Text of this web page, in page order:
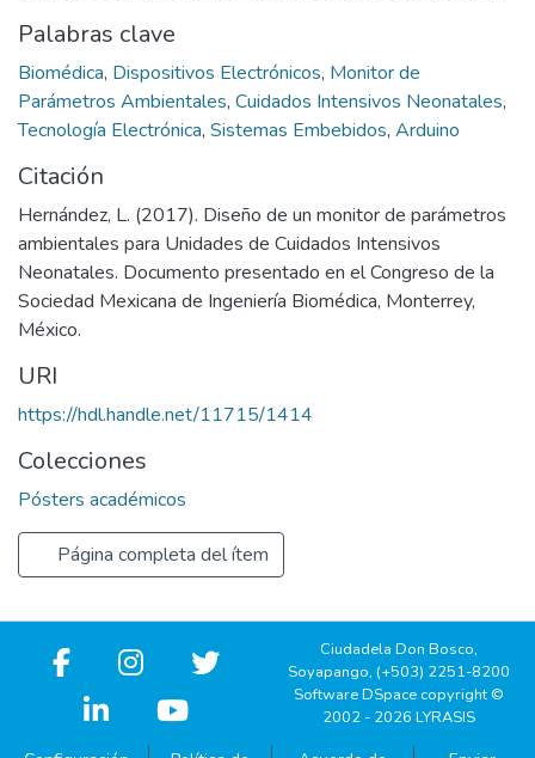
Palabras clave
Biomédica, Dispositivos Electrónicos, Monitor de
Parámetros Ambientales, Cuidados Intensivos Neonatales,
Tecnología Electrónica, Sistemas Embebidos, Arduino
Citación
Hernández, L. (2017). Diseño de un monitor de parámetros
ambientales para Unidades de Cuidados Intensivos
Neonatales. Documento presentado en el Congreso de la
Sociedad Mexicana de Ingeniería Biomédica, Monterrey,
México.
URI
https://hdl.handle.net/11715/1414
Colecciones
Pósters académicos
Página completa del ítem
Ciudadela Don Bosco,
Soyapango, (+503) 2251-8200
Software DSpace copyright ©
2002 - 2026 LYRASIS